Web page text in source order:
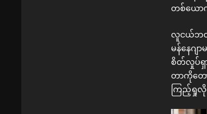
တစ်ယော
လူငယ်ဘဝ
မန်နေဂ
စိတ်လှုပ်ရှ
တာကိုတေ
ကြည့်ရှုလို